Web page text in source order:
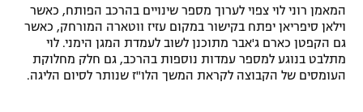
המאמן רוני לוי צפוי לערוך מספר שינויים בהרכב הפותח, כאשר
וילאן סיפריאן יפתח בקישור במקום עזיז ווטארה המורחק, כאשר
גם הקפטן כארם ג'אבר מתוכנן לשוב לעמדת המגן הימני. לוי
מתלבט בנוגע למספר עמדות נוספות בהרכב, גם חלק מחלוקת
העומסים של הקבוצה לקראת המשך הלו"ז שנותר לסיום הליגה.